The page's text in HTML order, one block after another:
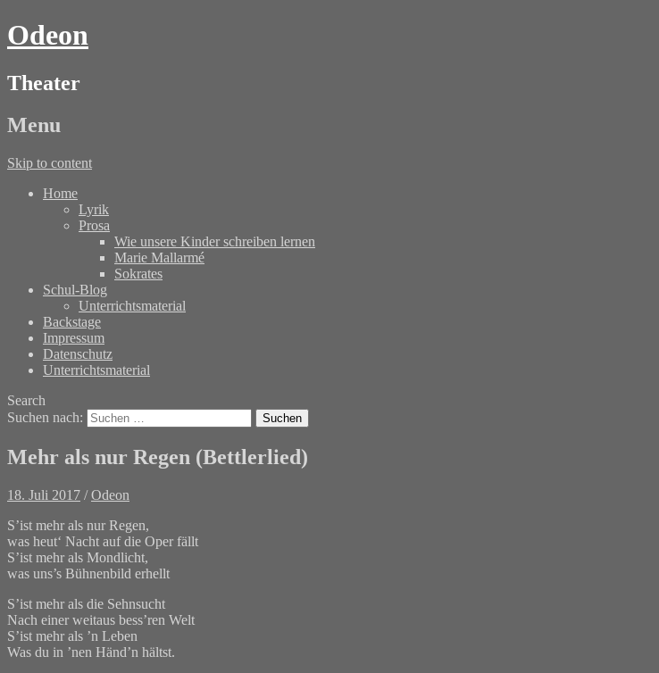
Odeon
Theater
Menu
Skip to content
Home
Lyrik
Prosa
Wie unsere Kinder schreiben lernen
Marie Mallarmé
Sokrates
Schul-Blog
Unterrichtsmaterial
Backstage
Impressum
Datenschutz
Unterrichtsmaterial
Search
Suchen nach:
Mehr als nur Regen (Bettlerlied)
18. Juli 2017 /Odeon
S’ist mehr als nur Regen,
was heut‘ Nacht auf die Oper fällt
S’ist mehr als Mondlicht,
was uns’s Bühnenbild erhellt
S’ist mehr als die Sehnsucht
Nach einer weitaus bess’ren Welt
S’ist mehr als ’n Leben
Was du in ’nen Händ’n hältst.